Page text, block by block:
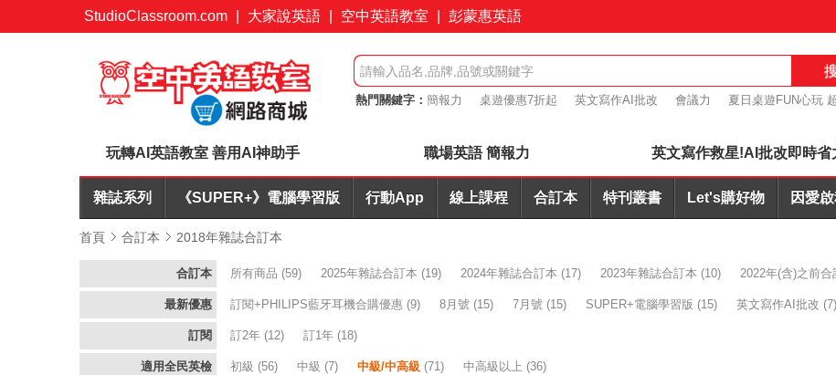
StudioClassroom.com 大家說英語 空中英語教室 彭蒙惠英語
熱門關鍵字： 簡報力 桌遊優惠7折起 英文寫作AI批改 會議力
夏日桌遊FUN心玩
玩轉AI英語教室 善用AI神助手 職場英語 簡報力 英文寫作救星!AI批改即時省
雜誌系列 《SUPER+》電腦學習版 行動App 線上課程 合訂本 特刊叢書 Let's購好物 因愛
首頁 合訂本 2018年雜誌合訂本
合訂本 所有商品 (59) 2025年雜誌合訂本 (19) 2024年雜誌合訂本 (17) 2023年雜誌合訂本 (10) 2022年(含)之前合
最新優惠 訂閱+PHILIPS藍牙耳機合購優惠 (9) 8月號 (15) 7月號 (15) SUPER+電腦學習版 (15) 英文寫作AI批改 (7)
訂閱 訂2年 (12) 訂1年 (18)
適用全民英檢 初級 (56) 中級 (7) 中級/中高級 (71) 中高級以上 (36)